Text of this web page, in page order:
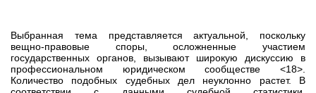
Выбранная тема представляется актуальной, поскольку
вещно-правовые споры, осложненные участием
государственных органов, вызывают широкую дискуссию в
профессиональном юридическом сообществе <18>.
Количество подобных судебных дел неуклонно растет. В